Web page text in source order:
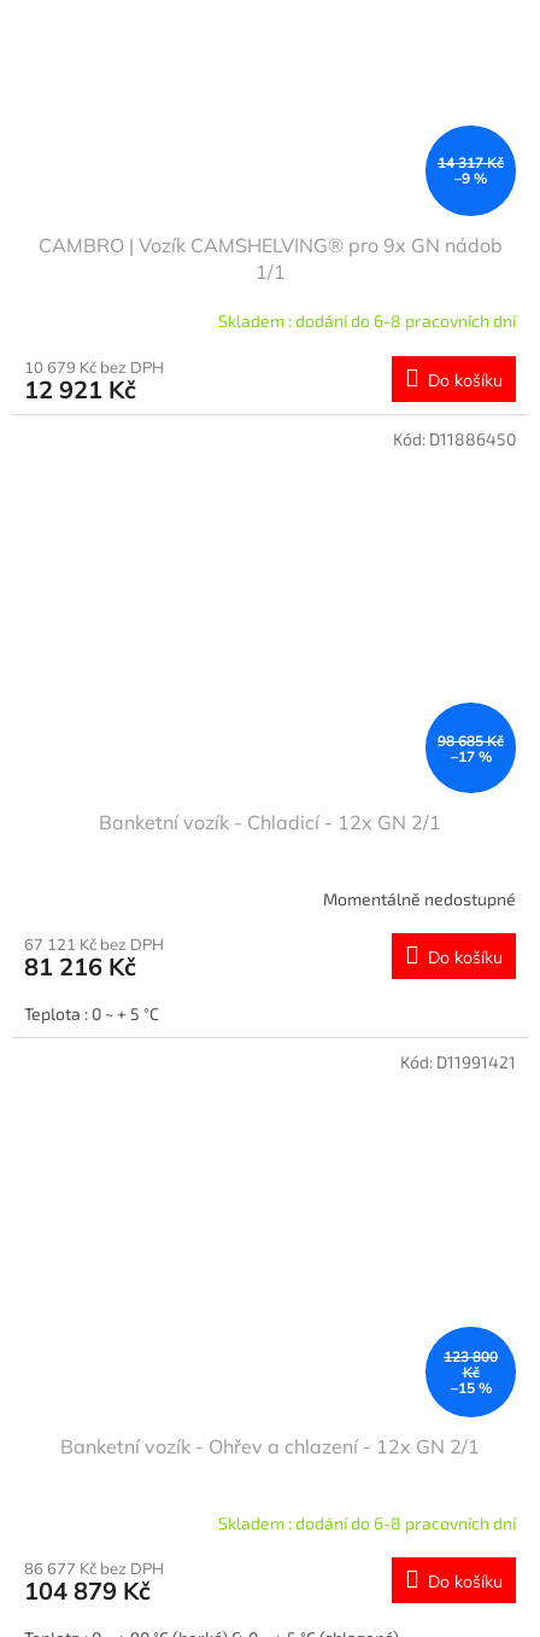
14 317 Kč
–9 %
CAMBRO | Vozík CAMSHELVING® pro 9x GN nádob
1/1
Skladem : dodání do 6-8 pracovních dní
10 679 Kč bez DPH
12 921 Kč Do košíku
98 685 Kč
–17 %
Banketní vozík - Chladicí - 12x GN 2/1
Momentálně nedostupné
67 121 Kč bez DPH
81 216 Kč Do košíku
Teplota : 0 ~ + 5 °C
Kód: D11886450
123 800
Kč
–15 %
Banketní vozík - Ohřev a chlazení - 12x GN 2/1
Skladem : dodání do 6-8 pracovních dní
86 677 Kč bez DPH
104 879 Kč Do košíku
Kód: D11991421